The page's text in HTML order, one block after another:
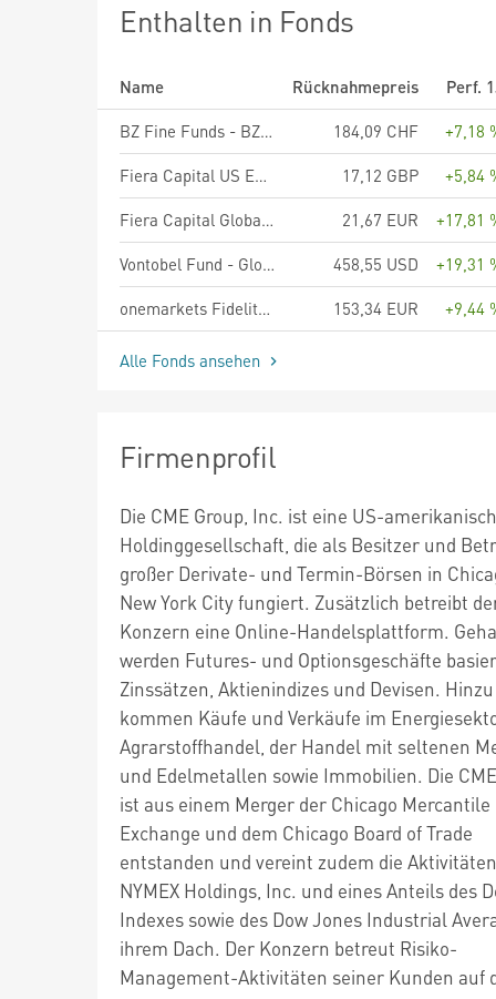
Enthalten in Fonds
Name Rücknahmepreis
Perf.
BZ Fine Funds - BZ Fine Agro A CHF
184,09 CHF
+7,18
Fiera Capital US Equity Fund - R Class Shares
17,12 GBP
+5,84
Fiera Capital Global Equity Fund - C Acc EUR
21,67 EUR
+17,81
Vontobel Fund - Global Equity Income B USD
458,55 USD
+19,31
onemarkets Fidelity World Equity Income Fund M
153,34 EUR +9,44
Alle Fonds ansehen
Firmenprofil
Die CME Group, Inc. ist eine US-
Holdinggesellschaft, die als Besitzer und
großer Derivate- und Termin-Börsen in
New York City fungiert. Zusätzlich betreibt
Konzern eine Online-Handelsplattform.
werden Futures- und Optionsgeschäfte
Zinssätzen, Aktienindizes und Devisen. Hinzu
kommen Käufe und Verkäufe im
Agrarstoffhandel, der Handel mit seltenen
und Edelmetallen sowie Immobilien. Die
ist aus einem Merger der Chicago Mercantile
Exchange und dem Chicago Board of Trade
entstanden und vereint zudem die
NYMEX Holdings, Inc. und eines Anteils des
Indexes sowie des Dow Jones Industrial
ihrem Dach. Der Konzern betreut Risiko-
Management-Aktivitäten seiner Kunden auf